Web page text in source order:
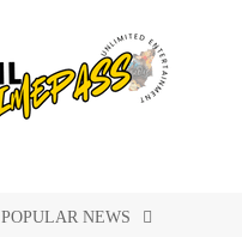
POPULAR NEWS